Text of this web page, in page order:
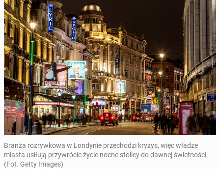
Branża rozrywkowa w Londynie przechodzi kryzys, więc władze
miasta usiłują przywrócic życie nocne stolicy do dawnej świetności.
(Fot. Getty Images)